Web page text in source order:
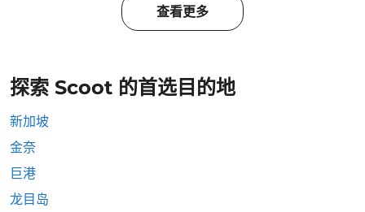
查看更多
探索 Scoot 的首选目的地
新加坡
金奈
巨港
龙目岛